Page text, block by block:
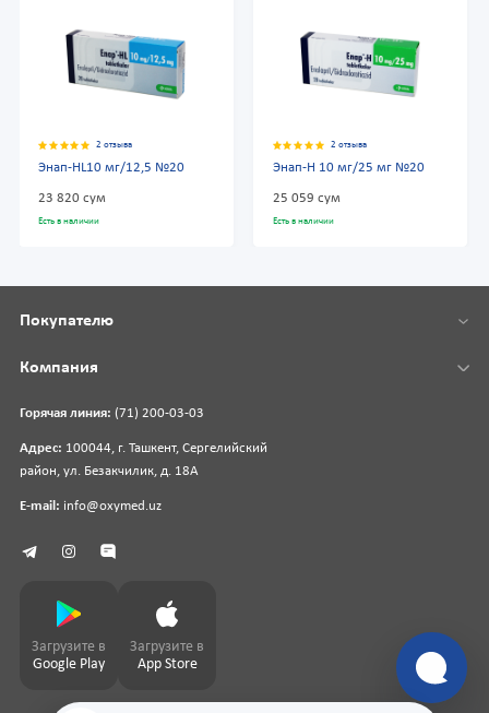
2 отзыва
Энап-HL10 мг/12,5 №20
23 820 сум
Есть в наличии
2 отзыва
Энап-Н 10 мг/25 мг №20
25 059 сум
Есть в наличии
Горячая линия: (71) 200-03-03
Адрес: 100044, г. Ташкент, Сергелийский
район, ул. Безакчилик, д. 18А
E-mail: info@oxymed.uz
Покупателю
Компания
Загрузите в
Google Play
Загрузите в
App Store